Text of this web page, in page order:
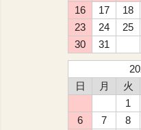
16
17 18
23
24 25
30
31
日
月 火
1
6
7 8